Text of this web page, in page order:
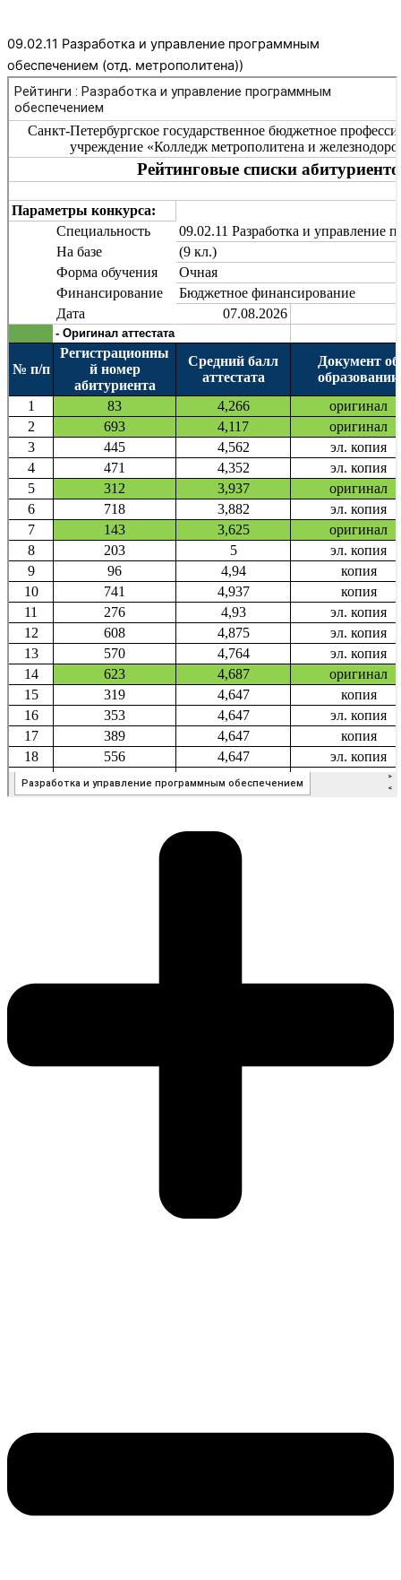
09.02.11 Разработка и управление программным
обеспечением (отд. метрополитена))